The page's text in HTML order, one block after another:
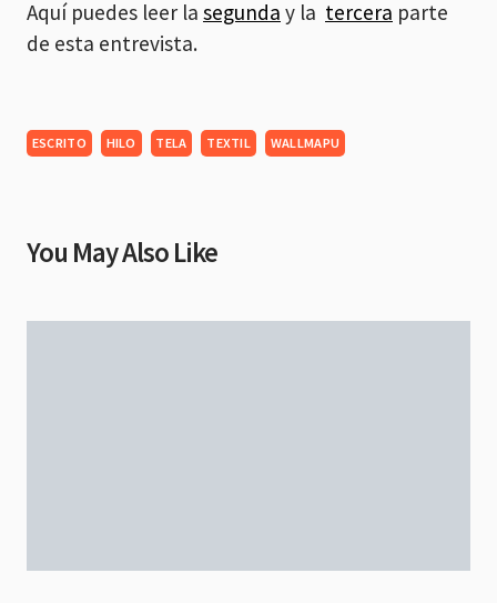
Aquí puedes leer la segunda y la tercera parte
de esta entrevista.
ESCRITO HILO TELA TEXTIL WALLMAPU
You May Also Like